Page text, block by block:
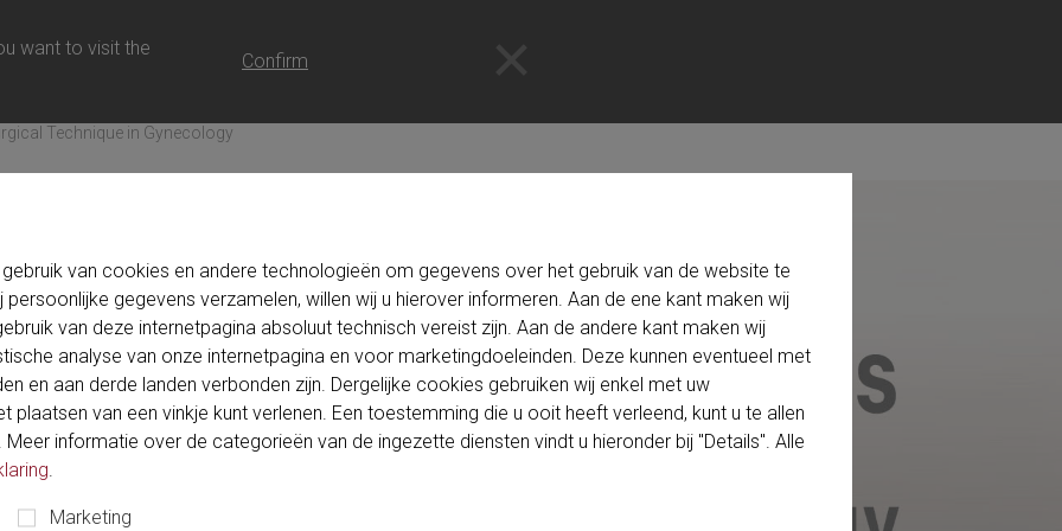
van cookies en andere technologieën om gegevens over het gebruik van de website te
gegevens verzamelen, willen wij u hierover informeren. Aan de ene kant maken wij
van deze internetpagina absoluut technisch vereist zijn. Aan de andere kant maken wij
analyse van onze internetpagina en voor marketingdoeleinden. Deze kunnen eventueel met
en aan derde landen verbonden zijn. Dergelijke cookies gebruiken wij enkel met uw
plaatsen van een vinkje kunt verlenen. Een toestemming die u ooit heeft verleend, kunt u te allen
informatie over de categorieën van de ingezette diensten vindt u hieronder bij "Details". Alle
.
Marketing
want to visit the
Confirm
Technique in Gynecology